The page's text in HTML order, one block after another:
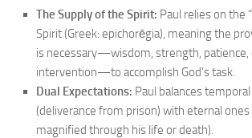
The Supply of the Spirit: Paul relies on the
Spirit (Greek: epichorēgia), meaning the
is necessary—wisdom, strength, patience,
intervention—to accomplish God’s task.
Dual Expectations: Paul balances
(deliverance from prison) with eternal ones
magnified through his life or death).